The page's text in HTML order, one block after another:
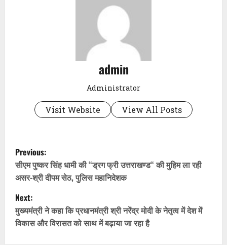
admin
Administrator
Visit Website View All Posts
P
o
s
t
n
Previous:
सीएम पुष्कर सिंह धामी की “ड्रग फ्री उत्तराखण्ड“ की मुहिम ला रही
असर-श्री दीपम सेठ, पुलिस महानिदेशक
Next:
मुख्यमंत्री ने कहा कि प्रधानमंत्री श्री नरेंद्र मोदी के नेतृत्व में देश में
विकास और विरासत को साथ में बढ़ाया जा रहा है